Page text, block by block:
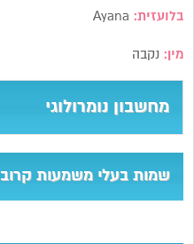
בלועזית:
מין: נקבה
מחשבון נומרולוגי
שמות בעלי משמעות